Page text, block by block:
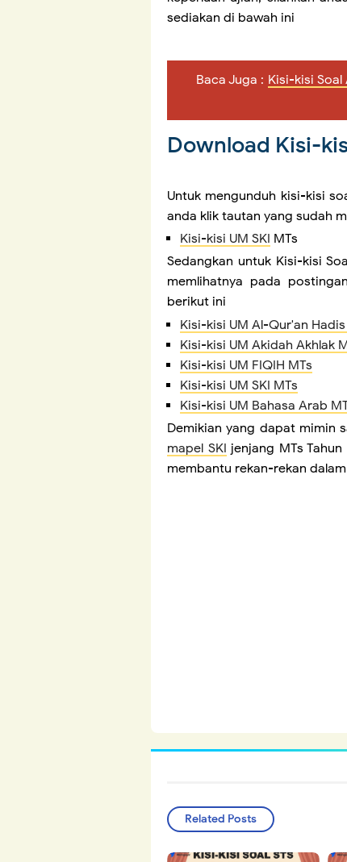
sediakan di bawah ini
Baca Juga : Kisi-kisi
Download Kisi-
Untuk mengunduh kisi-kisi
anda klik tautan yang sudah
Kisi-kisi UM SKI MTs
Sedangkan untuk Kisi-kisi
memlihatnya pada
berikut ini
Kisi-kisi UM Al-Qur'an Hadis
Kisi-kisi UM Akidah Akhlak
Kisi-kisi UM FIQIH MTs
Kisi-kisi UM SKI MTs
Kisi-kisi UM Bahasa Arab
Demikian yang dapat mimin
mapel SKI jenjang MTs
membantu rekan-rekan
Related Posts